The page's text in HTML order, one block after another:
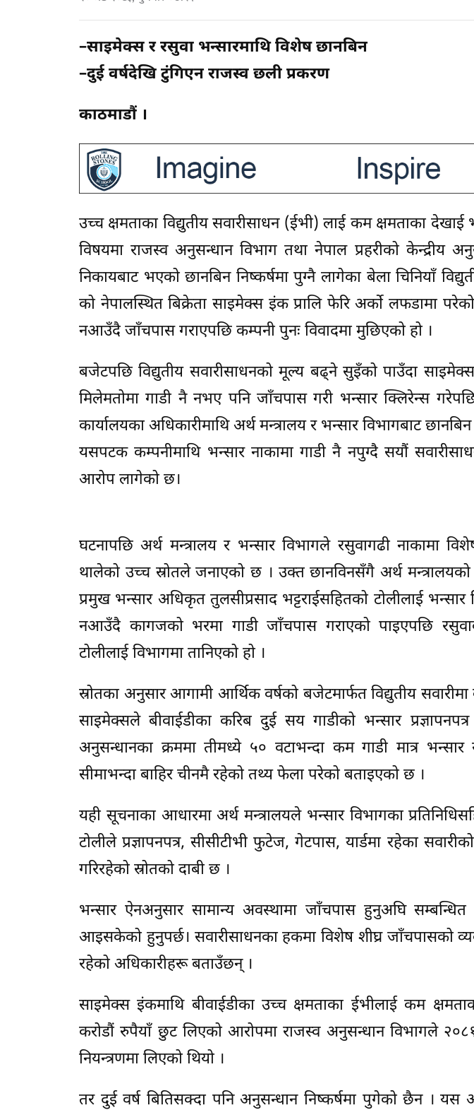
–साइमेक्स र रसुवा भन्सारमाथि विशेष छानबिन
–दुई वर्षदेखि टुंगिएन राजस्व छली प्रकरण
काठमाडौं ।
उच्च क्षमताका विद्युतीय सवारीसाधन (ईभी) लाई कम क्षमताका
विषयमा राजस्व अनुसन्धान विभाग तथा नेपाल प्रहरीको केन्द्रीय
निकायबाट भएको छानबिन निष्कर्षमा पुग्नै लागेका बेला चिनियाँ
को नेपालस्थित बिक्रेता साइमेक्स इंक प्रालि फेरि अर्को लफडामा
नआउँदै जाँचपास गराएपछि कम्पनी पुनः विवादमा मुछिएको हो ।
बजेटपछि विद्युतीय सवारीसाधनको मूल्य बढ्ने सुइँको पाउँदा
मिलेमतोमा गाडी नै नभए पनि जाँचपास गरी भन्सार क्लिरेन्स
कार्यालयका अधिकारीमाथि अर्थ मन्त्रालय र भन्सार विभागबाट
यसपटक कम्पनीमाथि भन्सार नाकामा गाडी नै नपुग्दै सयौं
आरोप लागेको छ।
घटनापछि अर्थ मन्त्रालय र भन्सार विभागले रसुवागढी नाकामा
थालेको उच्च स्रोतले जनाएको छ । उक्त छानविनसँगै अर्थ मन्त्रालयको
प्रमुख भन्सार अधिकृत तुलसीप्रसाद भट्टराईसहितको टोलीलाई भन्सार
नआउँदै कागजको भरमा गाडी जाँचपास गराएको पाइएपछि
टोलीलाई विभागमा तानिएको हो ।
स्रोतका अनुसार आगामी आर्थिक वर्षको बजेटमार्फत विद्युतीय
साइमेक्सले बीवाईडीका करिब दुई सय गाडीको भन्सार
अनुसन्धानका क्रममा तीमध्ये ५० वटाभन्दा कम गाडी मात्र भन्सार
सीमाभन्दा बाहिर चीनमै रहेको तथ्य फेला परेको बताइएको छ ।
यही सूचनाका आधारमा अर्थ मन्त्रालयले भन्सार विभागका
टोलीले प्रज्ञापनपत्र, सीसीटीभी फुटेज, गेटपास, यार्डमा रहेका
गरिरहेको स्रोतको दाबी छ ।
भन्सार ऐनअनुसार सामान्य अवस्थामा जाँचपास हुनुअघि सम्बन्धित
आइसकेको हुनुपर्छ। सवारीसाधनका हकमा विशेष शीघ्र जाँचपासको
रहेको अधिकारीहरू बताउँछन् ।
साइमेक्स इंकमाथि बीवाईडीका उच्च क्षमताका ईभीलाई कम
करोडौं रुपैयाँ छुट लिएको आरोपमा राजस्व अनुसन्धान विभागले
नियन्त्रणमा लिएको थियो ।
तर दुई वर्ष बितिसक्दा पनि अनुसन्धान निष्कर्षमा पुगेको छैन । यस